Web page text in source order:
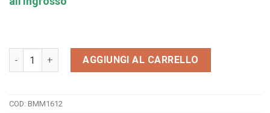
Bracciale Il Mezzometro orange python gold BMM1612
AGGIUNGI AL CARRELLO
COD: BMM1612